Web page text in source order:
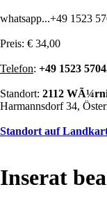
whatsapp...+49 1523
Preis: € 34,00
Telefon: +49 1523
Standort: 2112
Harmannsdorf 34,
Standort auf
Inserat